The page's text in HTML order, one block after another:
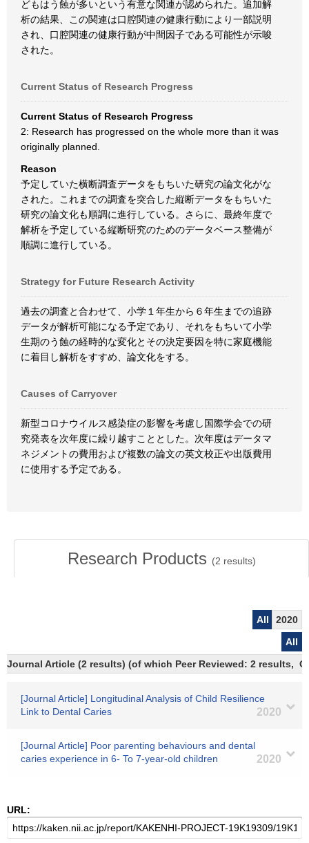
どもはう蝕が多いという有意な関連が認められた。追加解
析の結果、この関連は口腔関連の健康行動により一部説明
され、口腔関連の健康行動が中間因子である可能性が示唆
された。
Current Status of Research Progress
Current Status of Research Progress
2: Research has progressed on the whole more than it was
originally planned.
Reason
予定していた横断調査データをもちいた研究の論文化がな
された。これまでの調査を突合した縦断データをもちいた
研究の論文化も順調に進行している。さらに、最終年度で
解析を予定している縦断研究のためのデータベース整備が
順調に進行している。
Strategy for Future Research Activity
過去の調査と合わせて、小学１年生から６年生までの追跡
データが解析可能になる予定であり、それをもちいて小学
生期のう蝕の経時的な変化とその決定要因を特に家庭機能
に着目し解析をすすめ、論文化をする。
Causes of Carryover
新型コロナウイルス感染症の影響を考慮し国際学会での研
究発表を次年度に繰り越すこととした。次年度はデータマ
ネジメントの費用および複数の論文の英文校正や出版費用
に使用する予定である。
Research Products (2 results)
All
2020
All
Journal Article (2 results) (of which Peer Reviewed: 2 results,
[Journal Article] Longitudinal Analysis of Child Resilience
Link to Dental Caries
2020
[Journal Article] Poor parenting behaviours and dental
caries experience in 6‐ To 7‐year‐old children
2020
URL: